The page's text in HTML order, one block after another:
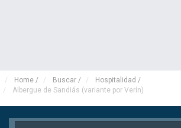
Home / Buscar / Hospitalidad /
Albergue de Sandiás (variante por Verín)